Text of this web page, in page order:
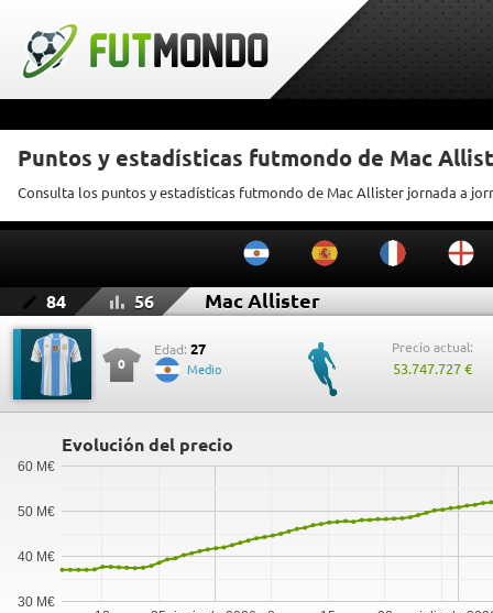
Puntos y estadísticas futmondo de Mac
Consulta los puntos y estadísticas futmondo de Mac Allister jornada a
84 56 Mac Allister
0
Edad: 27
Medio
Precio actual:
53.747.727 €
Evolución del precio
30 M€
40 M€
50 M€
60 M€